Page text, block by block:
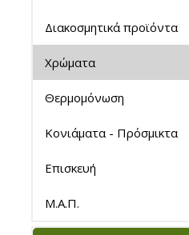
Διακοσμητικά προϊόντα
Χρώματα
Θερμομόνωση
Κονιάματα - Πρόσμικτα
Επισκευή
Μ.Α.Π.